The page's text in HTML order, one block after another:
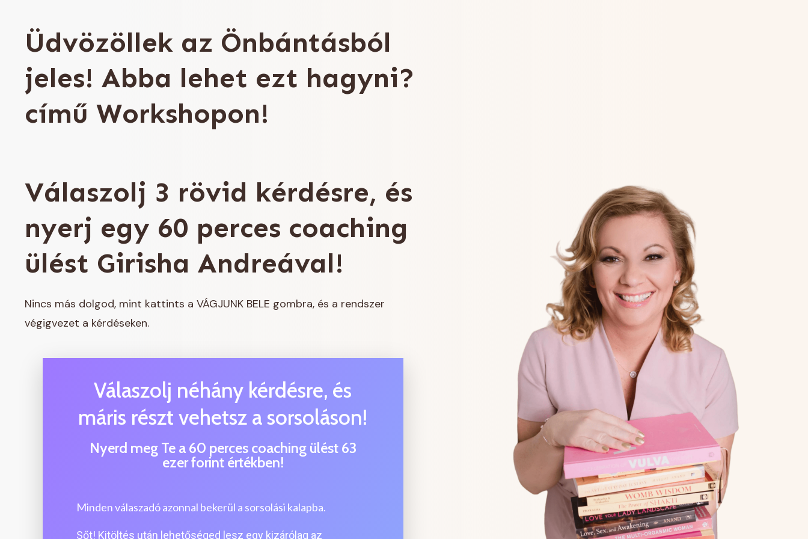
Üdvözöllek az Önbántásból
jeles! Abba lehet ezt hagyni?
című Workshopon!
Válaszolj 3 rövid kérdésre, és
nyerj egy 60 perces coaching
ülést Girisha Andreával!
Nincs más dolgod, mint kattints a VÁGJUNK BELE gombra, és a rendszer
végigvezet a kérdéseken.
Válaszolj néhány kérdésre, és
máris részt vehetsz a sorsoláson!
Nyerd meg Te a 60 perces coaching ülést 63
ezer forint értékben!
Minden válaszadó azonnal bekerül a sorsolási kalapba.
Sőt! Kitöltés után lehetőséged lesz egy kizárólag az